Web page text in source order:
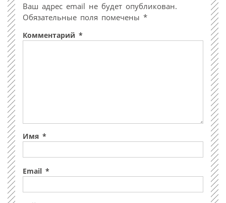
Ваш адрес email не будет опубликован.
Обязательные поля помечены *
Комментарий *
Имя *
Email *